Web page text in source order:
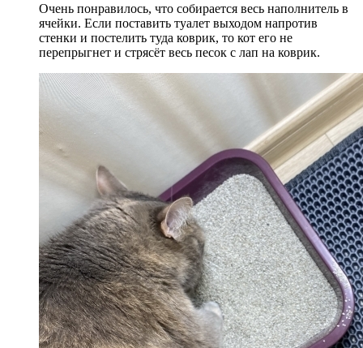
Очень понравилось, что собирается весь наполнитель в
ячейки. Если поставить туалет выходом напротив
стенки и постелить туда коврик, то кот его не
перепрыгнет и стрясёт весь песок с лап на коврик.